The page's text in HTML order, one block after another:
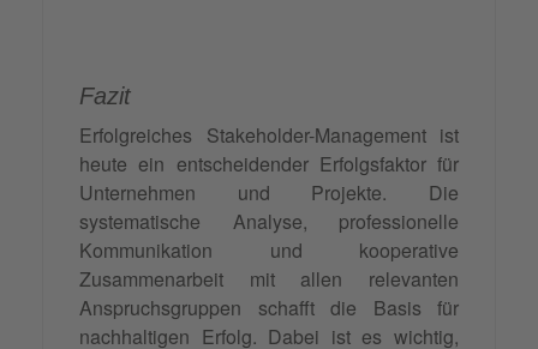
Fazit
Erfolgreiches Stakeholder-Management ist
heute ein entscheidender Erfolgsfaktor für
Unternehmen und Projekte. Die
systematische Analyse, professionelle
Kommunikation und kooperative
Zusammenarbeit mit allen relevanten
Anspruchsgruppen schafft die Basis für
nachhaltigen Erfolg. Dabei ist es wichtig,